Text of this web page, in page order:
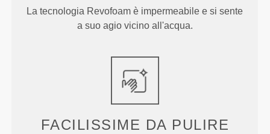
La tecnologia Revofoam è impermeabile e si sente
a suo agio vicino all'acqua.
FACILISSIME DA PULIRE